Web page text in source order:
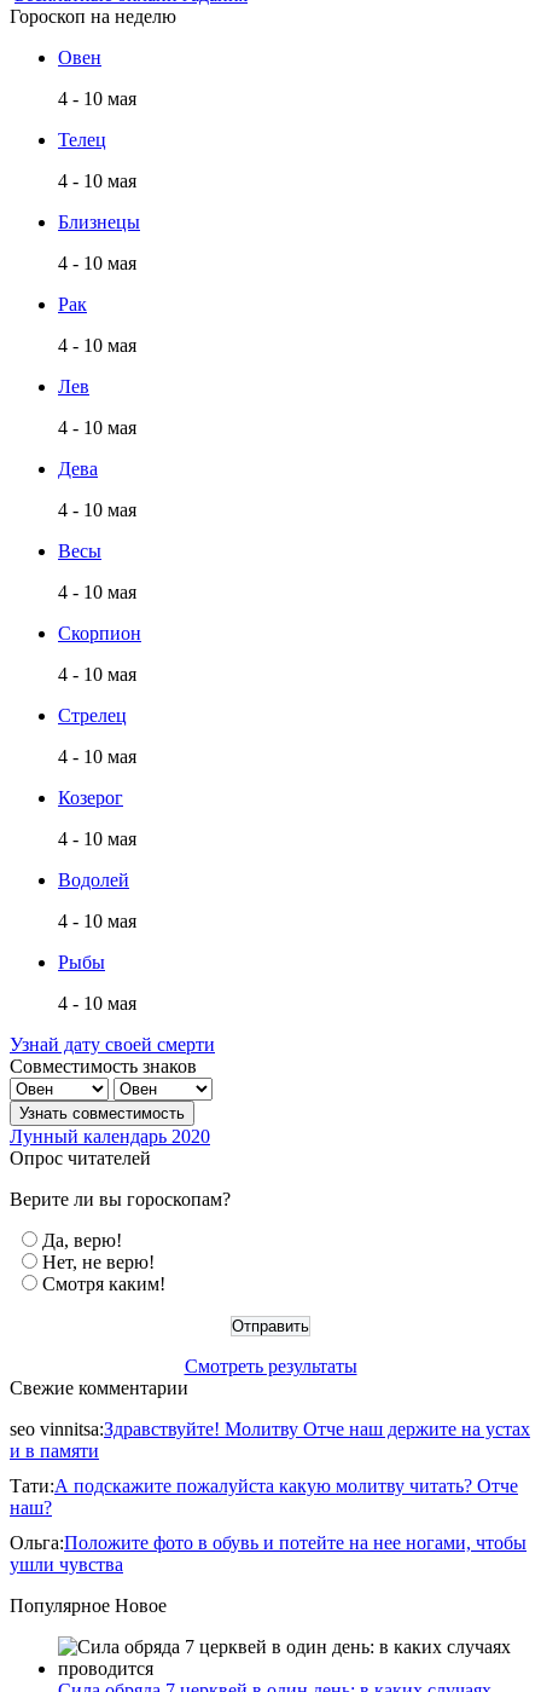
Гороскоп на неделю
Овен
4 - 10 мая
Телец
4 - 10 мая
Близнецы
4 - 10 мая
Рак
4 - 10 мая
Лев
4 - 10 мая
Дева
4 - 10 мая
Весы
4 - 10 мая
Скорпион
4 - 10 мая
Стрелец
4 - 10 мая
Козерог
4 - 10 мая
Водолей
4 - 10 мая
Рыбы
4 - 10 мая
Узнай дату своей смерти
Совместимость знаков
Лунный календарь 2020
Опрос читателей
Верите ли вы гороскопам?
Да, верю!
Нет, не верю!
Смотря каким!
Смотреть результаты
Свежие комментарии
seo vinnitsa:Здравствуйте! Молитву Отче наш держите на устах
и в памяти
Тати:А подскажите пожалуйста какую молитву читать? Отче
наш?
Ольга:Положите фото в обувь и потейте на нее ногами, чтобы
ушли чувства
Популярное Новое